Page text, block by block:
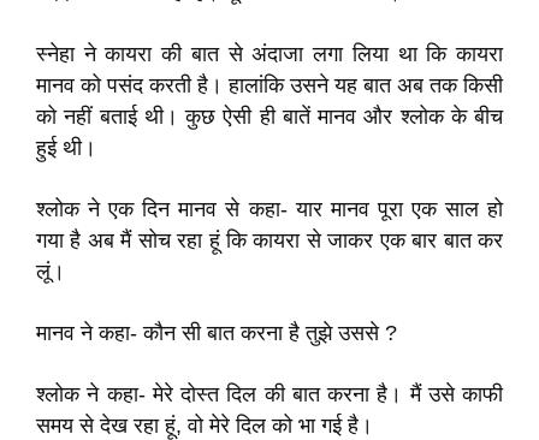
स्नेहा ने कायरा की बात से अंदाजा लगा लिया था कि कायरा
मानव को पसंद करती है। हालांकि उसने यह बात अब तक किसी
को नहीं बताई थी। कुछ ऐसी ही बातें मानव और श्लोक के बीच
हुई थी।
श्लोक ने एक दिन मानव से कहा- यार मानव पूरा एक साल हो
गया है अब मैं सोच रहा हूं कि कायरा से जाकर एक बार बात कर
लूं।
मानव ने कहा- कौन सी बात करना है तुझे उससे ?
श्लोक ने कहा- मेरे दोस्त दिल की बात करना है। मैं उसे काफी
समय से देख रहा हूं, वो मेरे दिल को भा गई है।